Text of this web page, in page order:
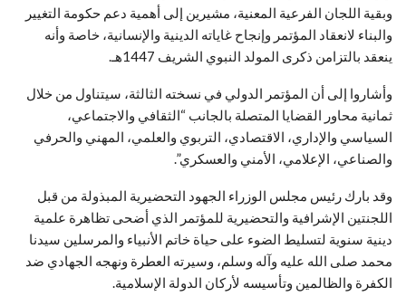
وبقية اللجان الفرعية المعنية، مشيرين إلى أهمية دعم حكومة التغيير
والبناء لانعقاد المؤتمر وإنجاح غاياته الدينية والإنسانية، خاصة وأنه
ينعقد بالتزامن ذكرى المولد النبوي الشريف 1447هـ.
وأشاروا إلى أن المؤتمر الدولي في نسخته الثالثة، سيتناول من خلال
ثمانية محاور القضايا المتصلة بالجانب “الثقافي والاجتماعي،
السياسي والإداري، الاقتصادي، التربوي والعلمي، المهني والحرفي
والصناعي، الإعلامي، الأمني والعسكري”.
وقد بارك رئيس مجلس الوزراء الجهود التحضيرية المبذولة من قبل
اللجنتين الإشرافية والتحضيرية للمؤتمر الذي أضحى تظاهرة علمية
دينية سنوية لتسليط الضوء على حياة خاتم الأنبياء والمرسلين سيدنا
محمد صلى الله عليه وآله وسلم، وسيرته العطرة ونهجه الجهادي ضد
الكفرة والظالمين وتأسيسه لأركان الدولة الإسلامية.